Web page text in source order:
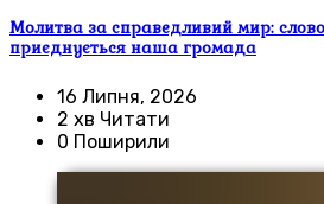
Молитва за справедливий мир:
приєднується наша громада
16 Липня, 2026
2 хв Читати
0 Поширили